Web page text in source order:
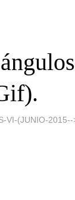
VI-(JUNIO-2015--